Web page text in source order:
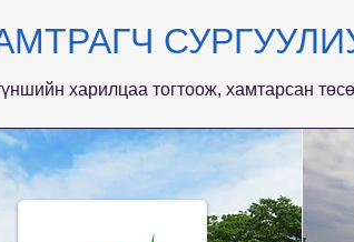
харилцаа тогтоож, хамтарсан